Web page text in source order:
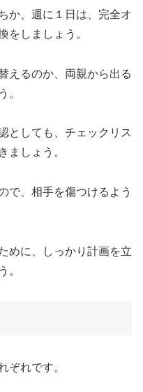
か、週に１日は、完全オ
をしましょう。
えるのか、両親から出る
。
としても、チェックリス
ましょう。
で、相手を傷つけるよう
めに、しっかり計画を立
。
ぞれです。